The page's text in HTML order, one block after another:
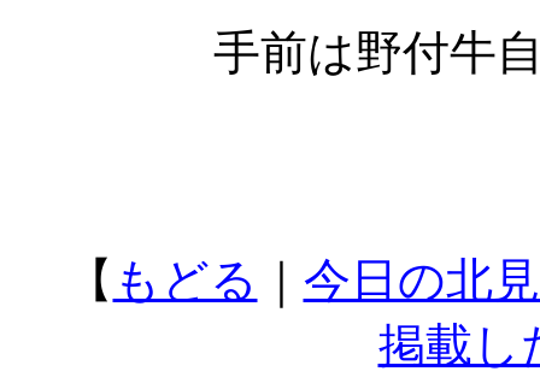
手前は野付牛
【 もどる
今日の北
掲載し